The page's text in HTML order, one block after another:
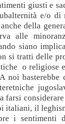
giusti e
e/o di
della
alle
siano
si tratti delle
o religiose
noi basterebbe
farsi
italiani, il
i sentimenti